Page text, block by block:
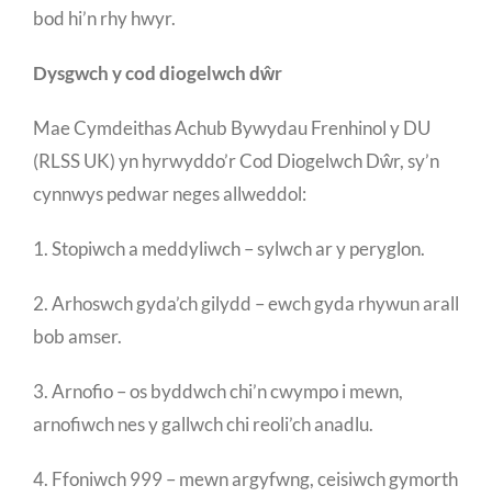
bod hi’n rhy hwyr.
Dysgwch y cod diogelwch dŵr
Mae Cymdeithas Achub Bywydau Frenhinol y DU
(RLSS UK) yn hyrwyddo’r Cod Diogelwch Dŵr, sy’n
cynnwys pedwar neges allweddol:
1. Stopiwch a meddyliwch – sylwch ar y peryglon.
2. Arhoswch gyda’ch gilydd – ewch gyda rhywun arall
bob amser.
3. Arnofio – os byddwch chi’n cwympo i mewn,
arnofiwch nes y gallwch chi reoli’ch anadlu.
4. Ffoniwch 999 – mewn argyfwng, ceisiwch gymorth